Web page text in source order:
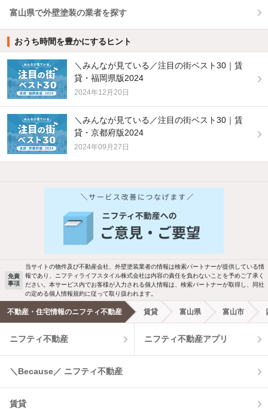
富山県で外壁塗装の業者を探す
おうち時間を豊かにするヒント
＼みんなが見ている／注目の街ベスト30｜賃
貸・福岡県版2024
2024年12月20日
＼みんなが見ている／注目の街ベスト30｜賃
貸・京都府版2024
2024年09月27日
他の人はこんな条件で絞り込んでいます！
バス・トイレ別 2階以上
駐車場あり ペット相談
洗濯機置場あり 独立洗面台
エアコンあり 都市ガス
温水洗浄便座 オートロック
コンロ2口以上
免責
事項
当サイトの物件及び不動産会社、外壁塗装業者の情報は検索パートナーが提供している情
報であり、ニフティライフスタイル株式会社は内容の責任を負わないことを予めご了承く
ださい。本サービス内でお客様が入力される個人情報は、検索パートナーが取得し、同社
の定める個人情報規約に従って取り扱われます。
不動産・住宅情報のニフティ不動産 賃貸 富山県 富山市
ニフティ不動産 ニフティ不動産アプリ
＼Because／ ニフティ不動産
賃貸